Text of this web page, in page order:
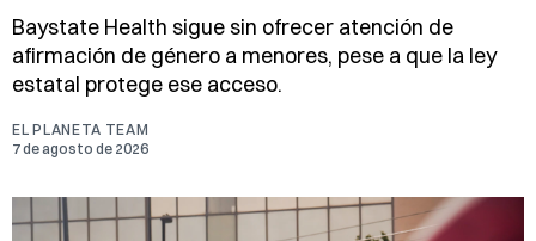
Baystate Health sigue sin ofrecer atención de
afirmación de género a menores, pese a que la ley
estatal protege ese acceso.
EL PLANETA TEAM
7 de agosto de 2026